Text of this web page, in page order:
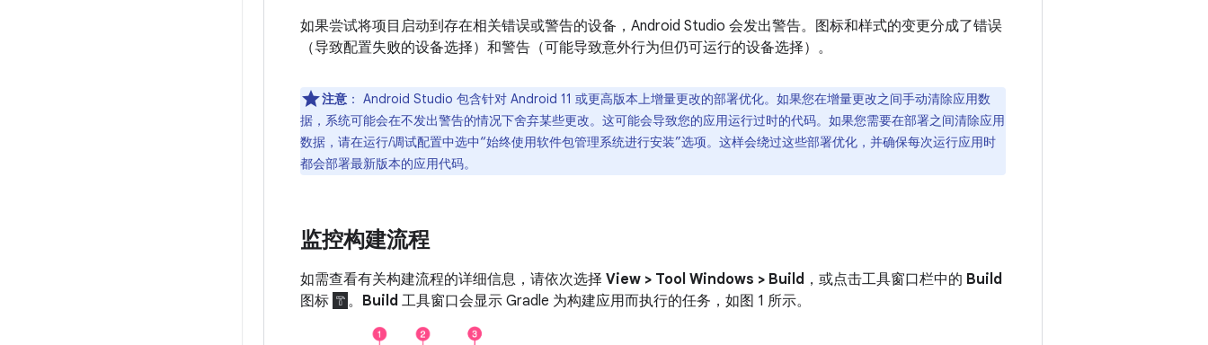
如果尝试将项目启动到存在相关错误或警告的设备，Android Studio 会发出警告。图标和样式的变更分成了错误
（导致配置失败的设备选择）和警告（可能导致意外行为但仍可运行的设备选择）。
注意 ： Android Studio 包含针对 Android 11 或更高版本上增量更改的部署优化。如果您在增量更改之间手动清除应用数
据，系统可能会在不发出警告的情况下舍弃某些更改。这可能会导致您的应用运行过时的代码。如果您需要在部署之间清除应用
数据，请在运行/调试配置中选中“始终使用软件包管理系统进行安装”选项。这样会绕过这些部署优化，并确保每次运行应用时
都会部署最新版本的应用代码。
监控构建流程
如需查看有关构建流程的详细信息，请依次选择 View > Tool Windows > Build ，或点击工具窗口栏中的 Build
图标
。 Build 工具窗口会显示 Gradle 为构建应用而执行的任务，如图 1 所示。